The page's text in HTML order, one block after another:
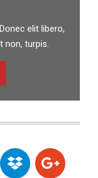
elit libero,
non, turpis.